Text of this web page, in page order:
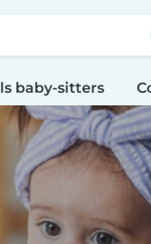
baby-sitters